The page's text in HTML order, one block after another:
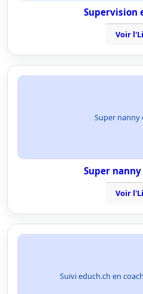
Supervision
Voir
Super nanny
Super
Voir
Suivi educh.ch en